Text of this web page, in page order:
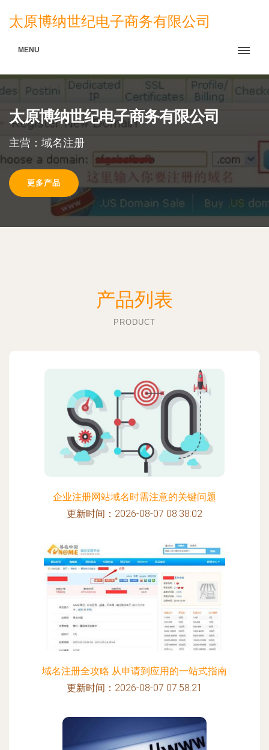
太原博纳世纪电子商务有限公司
MENU
太原博纳世纪电子商务有限公司
主营：域名注册
更多产品
产品列表
PRODUCT
企业注册网站域名时需注意的关键问题
更新时间：2026-08-07 08:38:02
域名注册全攻略 从申请到应用的一站式指南
更新时间：2026-08-07 07:58:21